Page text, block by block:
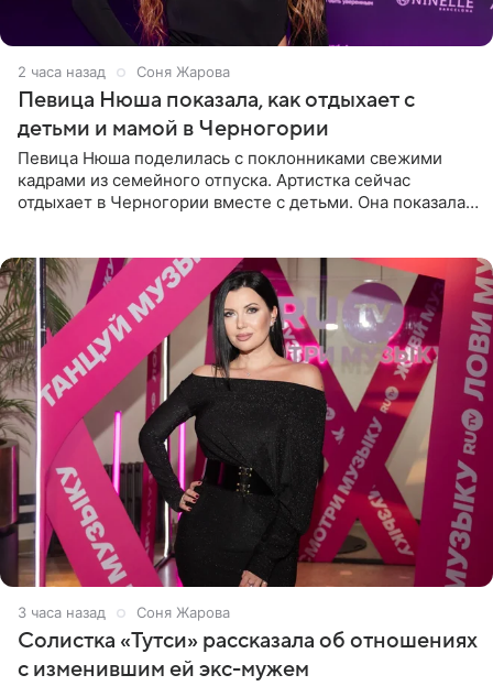
2 часа назад Соня Жарова
Певица Нюша показала, как отдыхает с
детьми и мамой в Черногории
Певица Нюша поделилась с поклонниками свежими
кадрами из семейного отпуска. Артистка сейчас
отдыхает в Черногории вместе с детьми. Она показала,
3 часа назад Соня Жарова
Солистка «Тутси» рассказала об отношениях
с изменившим ей экс-мужем